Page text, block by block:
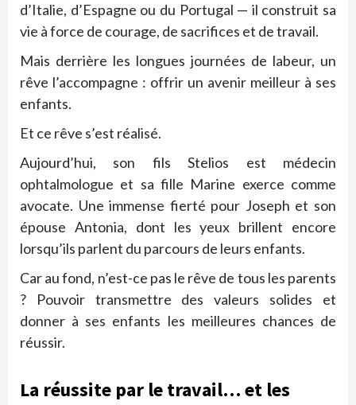
d’Italie, d’Espagne ou du Portugal — il construit sa
vie à force de courage, de sacrifices et de travail.
Mais derrière les longues journées de labeur, un
rêve l’accompagne : offrir un avenir meilleur à ses
enfants.
Et ce rêve s’est réalisé.
Aujourd’hui, son fils Stelios est médecin
ophtalmologue et sa fille Marine exerce comme
avocate. Une immense fierté pour Joseph et son
épouse Antonia, dont les yeux brillent encore
lorsqu’ils parlent du parcours de leurs enfants.
Car au fond, n’est-ce pas le rêve de tous les parents
? Pouvoir transmettre des valeurs solides et
donner à ses enfants les meilleures chances de
réussir.
La réussite par le travail… et les